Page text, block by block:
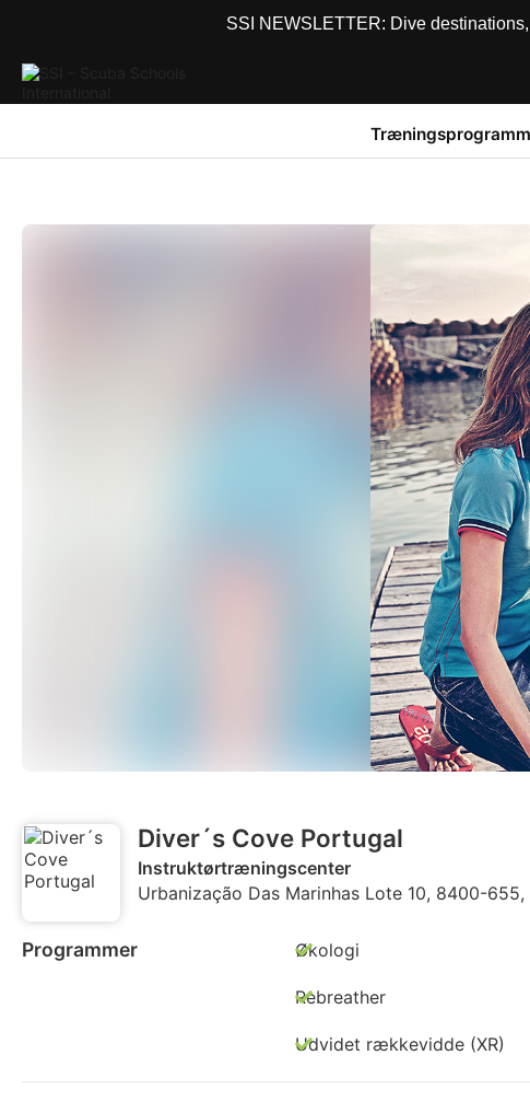
SSI NEWSLETTER: Dive
Diver´s Cove Portugal
Instruktørtræningscenter
Urbanização Das Marinhas Lote 10, 8400-
Programmer Økologi
Rebreather
Udvidet rækkevidde (XR)